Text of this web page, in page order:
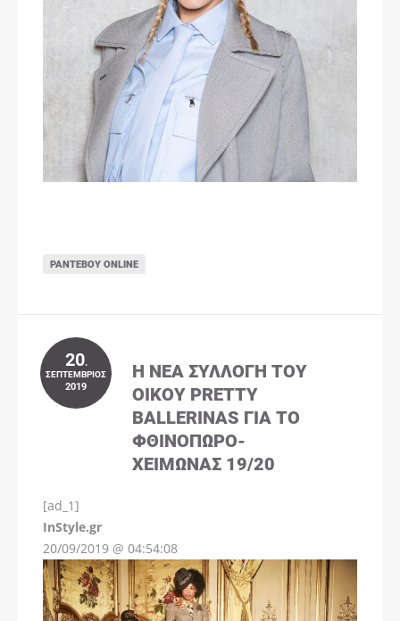
ΡΑΝΤΕΒΟΎ ONLINE
20.
ΣΕΠΤΈΜΒΡΙΟΣ
2019
Η ΝΈΑ ΣΥΛΛΟΓΉ ΤΟΥ
ΟΊΚΟΥ PRETTY
BALLERINAS ΓΙΑ ΤΟ
ΦΘΙΝΌΠΩΡΟ-
ΧΕΙΜΏΝΑΣ 19/20
[ad_1]
InStyle.gr
20/09/2019 @ 04:54:08